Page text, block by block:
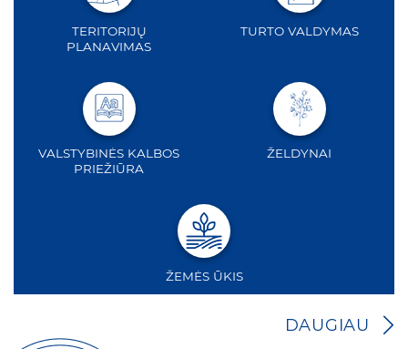
TERITORIJŲ
PLANAVIMAS
TURTO VALDYMAS
VALSTYBINĖS KALBOS
PRIEŽIŪRA
ŽELDYNAI
ŽEMĖS ŪKIS
DAUGIAU